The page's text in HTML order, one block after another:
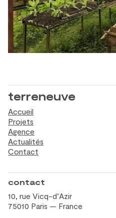
terreneuve
Accueil
Projets
Agence
Actualités
Contact
contact
10, rue Vicq-d’Azir
75010 Paris — France